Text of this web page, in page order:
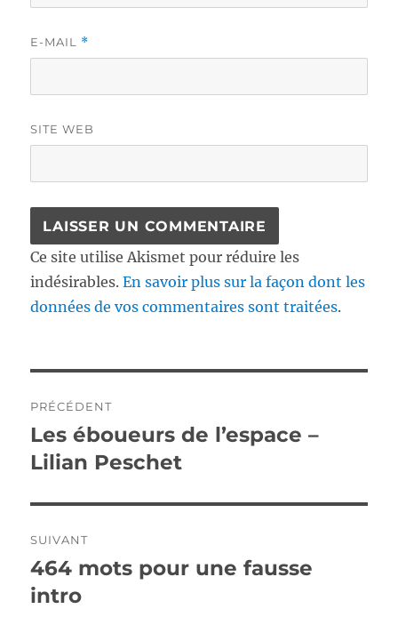
E-MAIL *
SITE WEB
Ce site utilise Akismet pour réduire les
indésirables.En savoir plus sur la façon dont les
données de vos commentaires sont traitées.
de
l’article
PRÉCÉDENT
Publication
précédente :
Les éboueurs de l’espace –
Lilian Peschet
SUIVANT
Publication
suivante :
464 mots pour une fausse
intro